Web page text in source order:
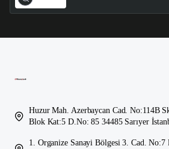
Huzur Mah. Azerbaycan Cad. No:114B
Blok Kat:5 D.No: 85 34485 Sarıyer
1. Organize Sanayi Bölgesi 3. Cad.